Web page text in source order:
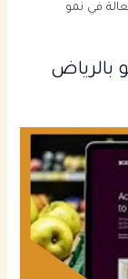
في نمو
بالرياض